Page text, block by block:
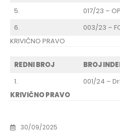
5.
017/23 – OP
6.
003/23 –
KRIVIČNO PRAVO
REDNI BROJ BROJ
1.
001/24 –
KRIVIČNO PRAVO
30/09/2025